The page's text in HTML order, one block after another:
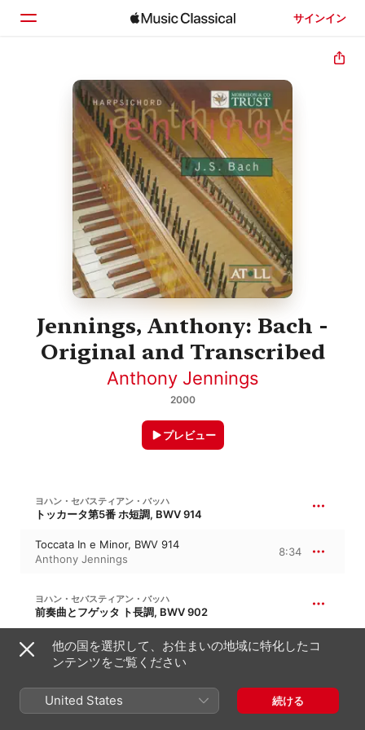
サインイン
ホーム
見つける
Jennings, Anthony: Bach -
Original and Transcribed
Anthony Jennings
2000
プレビュー
ヨハン・セバスティアン・バッハ
トッカータ第5番 ホ短調, BWV 914
Toccata In e Minor, BWV 914
Anthony Jennings
8:34
ヨハン・セバスティアン・バッハ
前奏曲とフゲッタ ト長調, BWV 902
Prelude In G Major, BWV 902
Anthony Jennings
8:57
J. S. バッハ
他の国を選択して、お住まいの地域に特化したコ
ンテンツをご覧ください
United States 続ける